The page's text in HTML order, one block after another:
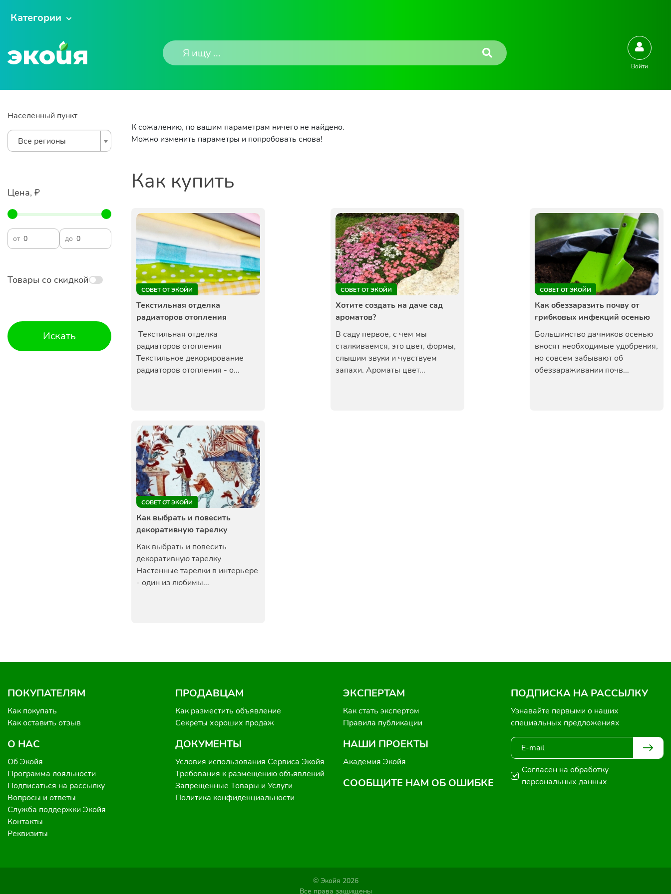
Категории
Войти
Населённый пункт
Все регионы
Цена, ₽
от до
Товары со скидкой
Искать
К сожалению, по вашим параметрам ничего не найдено.
Можно изменить параметры и попробовать снова!
Как купить
СОВЕТ ОТ ЭКОЙИ
Текстильная отделка
радиаторов отопления
Текстильная отделка
радиаторов отопления
Текстильное декорирование
радиаторов отопления - о...
СОВЕТ ОТ ЭКОЙИ
Хотите создать на даче сад
ароматов?
В саду первое, с чем мы
сталкиваемся, это цвет, формы,
слышим звуки и чувствуем
запахи. Ароматы цвет...
СОВЕТ ОТ ЭКОЙИ
Как обеззаразить почву от
грибковых инфекций осенью
Большинство дачников осенью
вносят необходимые удобрения,
но совсем забывают об
обеззараживании почв...
СОВЕТ ОТ ЭКОЙИ
Как выбрать и повесить
декоративную тарелку
Как выбрать и повесить
декоративную тарелку
Настенные тарелки в интерьере
- один из любимы...
ПОКУПАТЕЛЯМ
Как покупать
Как оставить отзыв
О НАС
Об Экойя
Программа лояльности
Подписаться на рассылку
Вопросы и ответы
Служба поддержки Экойя
Контакты
Реквизиты
ПРОДАВЦАМ
Как разместить объявление
Секреты хороших продаж
ДОКУМЕНТЫ
Условия использования Сервиса Экойя
Требования к размещению объявлений
Запрещенные Товары и Услуги
Политика конфиденциальности
ЭКСПЕРТАМ
Как стать экспертом
Правила публикации
НАШИ ПРОЕКТЫ
Академия Экойя
СООБЩИТЕ НАМ ОБ ОШИБКЕ
ПОДПИСКА НА РАССЫЛКУ
Узнавайте первыми о наших
специальных предложениях
Согласен на обработку
персональных данных
© Экойя 2026
Все права защищены